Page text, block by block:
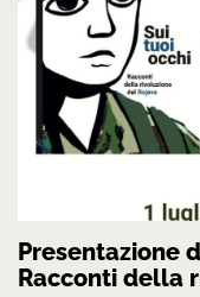
Presentazione
Racconti della